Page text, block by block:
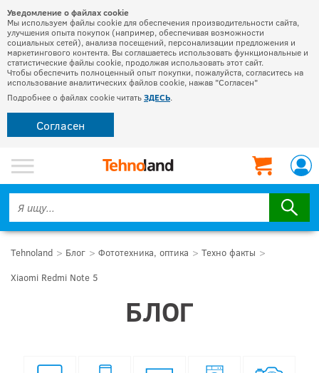
Уведомление о файлах cookie
Мы используем файлы cookie для обеспечения производительности сайта,
улучшения опыта покупок (например, обеспечивая возможности
социальных сетей), анализа посещений, персонализации предложения и
маркетингового контента. Вы соглашаетесь использовать функциональные и
статистические файлы cookie, продолжая использовать этот сайт.
Чтобы обеспечить полноценный опыт покупки, пожалуйста, согласитесь на
использование аналитических файлов cookie, нажав "Согласен"
Подробнее о файлах cookie читатьЗДЕСЬ.
Согласен
Tehnoland Блог Фототехника, оптика
Техно факты
Xiaomi Redmi Note 5
БЛОГ